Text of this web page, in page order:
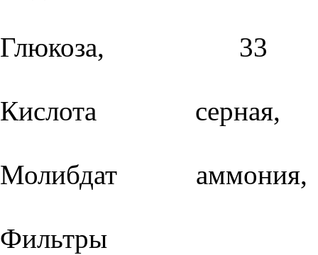
Глюкоза,
Кислота
Молибдат
Фильтры